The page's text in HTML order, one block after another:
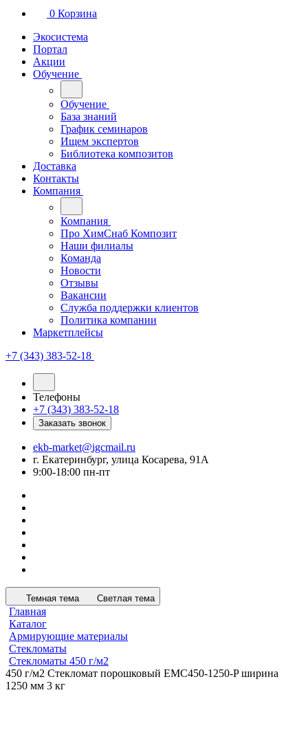
0 Корзина
Экосистема
Портал
Акции
Обучение
Обучение
База знаний
График семинаров
Ищем экспертов
Библиотека композитов
Доставка
Контакты
Компания
Компания
Про ХимСнаб Композит
Наши филиалы
Команда
Новости
Отзывы
Вакансии
Служба поддержки клиентов
Политика компании
Маркетплейсы
+7 (343) 383-52-18
Телефоны
+7 (343) 383-52-18
Заказать звонок
ekb-market@igcmail.ru
г. Екатеринбург, улица Косарева, 91А
9:00-18:00 пн-пт
Темная тема Светлая тема
Главная
Каталог
Армирующие материалы
Стекломаты
Стекломаты 450 г/м2
450 г/м2 Стекломат порошковый EMC450-1250-P ширина
1250 мм 3 кг